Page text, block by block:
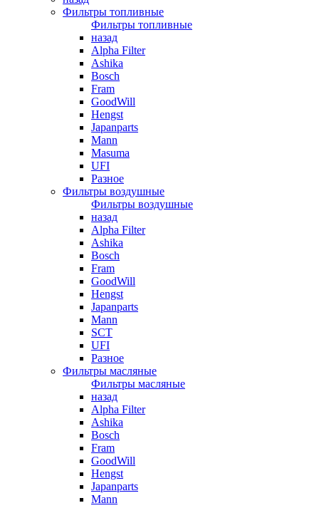
Фильтры топливные
Фильтры топливные
назад
Alpha Filter
Ashika
Bosch
Fram
GoodWill
Hengst
Japanparts
Mann
Masuma
UFI
Разное
Фильтры воздушные
Фильтры воздушные
назад
Alpha Filter
Ashika
Bosch
Fram
GoodWill
Hengst
Japanparts
Mann
SCT
UFI
Разное
Фильтры масляные
Фильтры масляные
назад
Alpha Filter
Ashika
Bosch
Fram
GoodWill
Hengst
Japanparts
Mann